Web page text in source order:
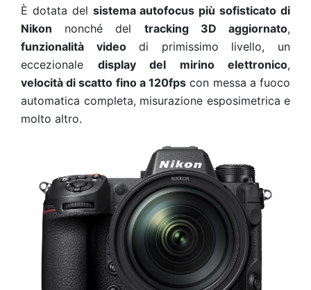
È dotata del sistema autofocus più sofisticato di
Nikon nonché del tracking 3D aggiornato,
funzionalità videodi primissimo livello, un
eccezionale display del mirino elettronico,
velocità di scatto fino a 120fps con messa a fuoco
automatica completa, misurazione esposimetrica e
molto altro.